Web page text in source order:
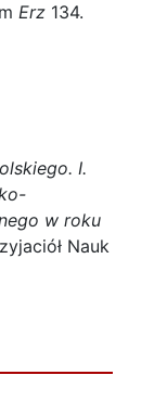
Erz 134.
I.
w roku
Nauk